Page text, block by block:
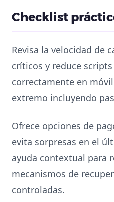
Checklist
Revisa la velocidad de
críticos y reduce
correctamente en
extremo incluyendo
Ofrece opciones de
evita sorpresas en el
ayuda contextual para
mecanismos de
controladas.